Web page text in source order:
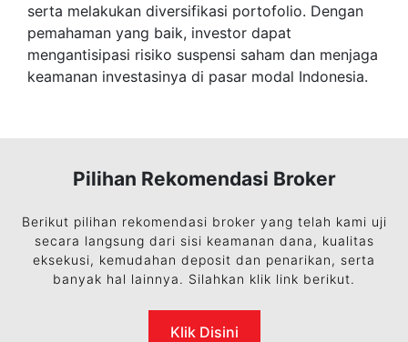
serta melakukan diversifikasi portofolio. Dengan
pemahaman yang baik, investor dapat
mengantisipasi risiko suspensi saham dan menjaga
keamanan investasinya di pasar modal Indonesia.
Pilihan Rekomendasi Broker
Berikut pilihan rekomendasi broker yang telah kami uji
secara langsung dari sisi keamanan dana, kualitas
eksekusi, kemudahan deposit dan penarikan, serta
banyak hal lainnya. Silahkan klik link berikut.
Klik Disini